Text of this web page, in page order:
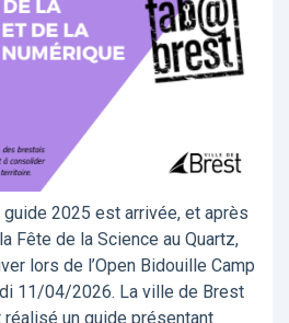
2025 est arrivée, et après
Fête de la Science au Quartz,
lors de l’Open Bidouille Camp
11/04/2026. La ville de Brest
un guide présentant